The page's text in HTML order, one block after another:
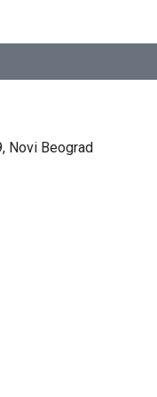
Novi Beograd